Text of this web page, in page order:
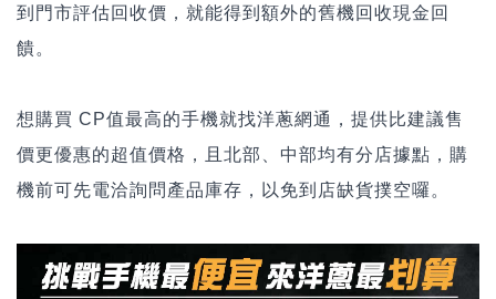
到門市評估回收價，就能得到額外的舊機回收現金回
饋。
想購買 CP值最高的手機就找洋蔥網通，提供比建議售
價更優惠的超值價格，且北部、中部均有分店據點，購
機前可先電洽詢問產品庫存，以免到店缺貨撲空囉。